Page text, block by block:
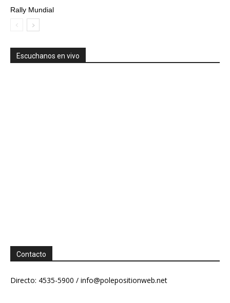
Rally Mundial
Escuchanos en vivo
Contacto
Directo: 4535-5900 / info@polepositionweb.net